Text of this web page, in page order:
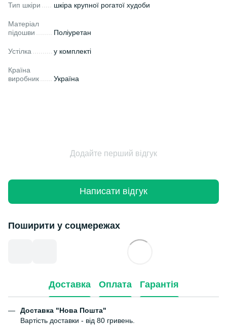
Тип шкіри шкіра крупної рогатої худоби
Матеріал
підошви
Поліуретан
Устілка у комплекті
Країна
виробник
Україна
Додайте перший відгук
Написати відгук
Поширити у соцмережах
Доставка Оплата Гарантія
Доставка "Нова Пошта"
Вартість доставки - від 80 гривень.